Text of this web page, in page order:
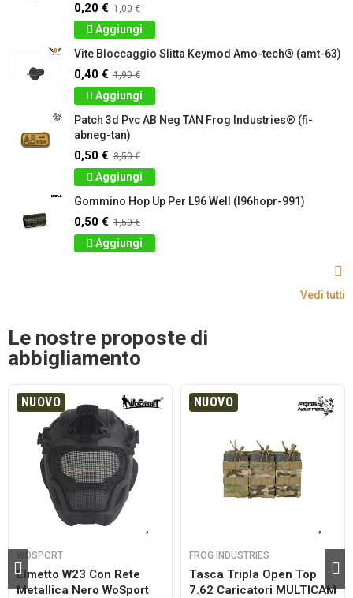
0,20 € 1,00 €
Aggiungi
Vite Bloccaggio Slitta Keymod Amo-tech® (amt-63)
0,40 € 1,90 €
Aggiungi
Patch 3d Pvc AB Neg TAN Frog Industries® (fi-
abneg-tan)
0,50 € 3,50 €
Aggiungi
Gommino Hop Up Per L96 Well (l96hopr-991)
0,50 € 1,50 €
Aggiungi
Vedi tutti
Le nostre proposte di
abbigliamento
NUOVO
WOSPORT
Elmetto W23 Con Rete
Metallica Nero WoSport
NUOVO
FROG INDUSTRIES
Tasca Tripla Open Top
7.62 Caricatori MULTICAM